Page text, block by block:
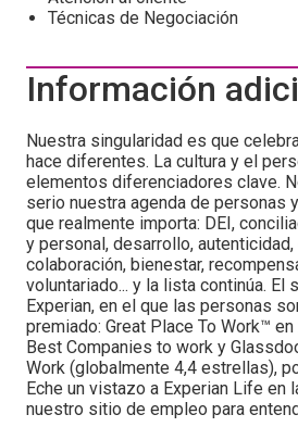
Técnicas de Negociación
Información
Nuestra singularidad es que
hace diferentes. La cultura y el
elementos diferenciadores clave.
serio nuestra agenda de personas
que realmente importa: DEI,
y personal, desarrollo,
colaboración, bienestar,
voluntariado... y la lista continúa. El
Experian, en el que las personas
premiado: Great Place To Work™
Best Companies to work y
Work (globalmente 4,4 estrellas),
Eche un vistazo a Experian Life en
nuestro sitio de empleo para